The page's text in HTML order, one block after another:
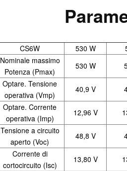
CS6W 530 W
Nominale massimo
Potenza (Pmax)
530 W
Optare. Tensione
operativa (Vmp)
40,9 V
Optare. Corrente
operativa (Imp)
12,96 V
Tensione a circuito
aperto (Voc)
48,8 V
Corrente di
cortocircuito (Isc)
13,80 V